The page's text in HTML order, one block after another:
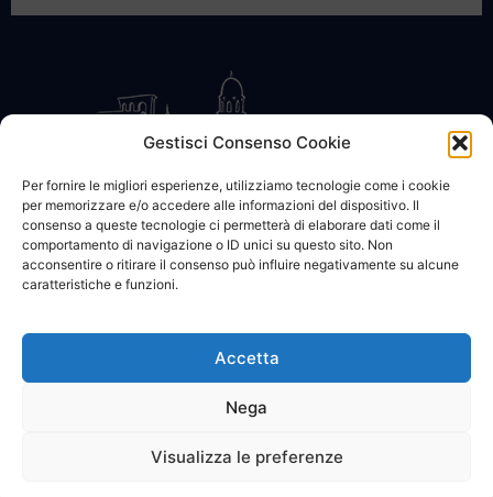
Gestisci Consenso Cookie
Per fornire le migliori esperienze, utilizziamo tecnologie come i cookie
per memorizzare e/o accedere alle informazioni del dispositivo. Il
consenso a queste tecnologie ci permetterà di elaborare dati come il
comportamento di navigazione o ID unici su questo sito. Non
acconsentire o ritirare il consenso può influire negativamente su alcune
caratteristiche e funzioni.
Accetta
Nega
Visualizza le preferenze
CONTATTACI COOKIE POLICY PRIVACY
© 2002 - 2026 SanBartolomeo.info :::: powered by Go Web snc |